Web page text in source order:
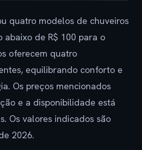
quatro modelos de chuveiros
abaixo de R$ 100 para o
oferecem quatro
equilibrando conforto e
Os preços mencionados
e a disponibilidade está
Os valores indicados são
2026.